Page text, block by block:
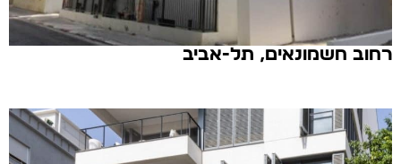
רחוב חשמונאים, תל-אביב